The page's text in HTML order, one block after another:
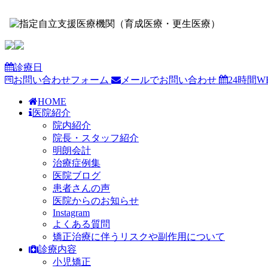
診療日
お問い合わせフォーム
メールでお問い合わせ 24時間
HOME
医院紹介
院内紹介
院長・スタッフ紹介
明朗会計
治療症例集
医院ブログ
患者さんの声
医院からのお知らせ
Instagram
よくある質問
矯正治療に伴うリスクや副作用について
診療内容
小児矯正